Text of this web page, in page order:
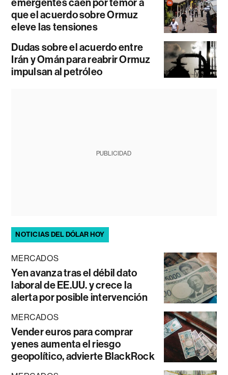
emergentes caen por temor a
que el acuerdo sobre Ormuz
eleve las tensiones
Dudas sobre el acuerdo entre
Irán y Omán para reabrir Ormuz
impulsan al petróleo
PUBLICIDAD
NOTICIAS DEL DÓLAR HOY
MERCADOS
Yen avanza tras el débil dato
laboral de EE.UU. y crece la
alerta por posible intervención
MERCADOS
Vender euros para comprar
yenes aumenta el riesgo
geopolítico, advierte BlackRock